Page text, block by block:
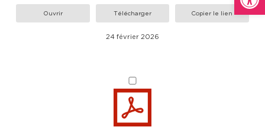
Ouvrir Télécharger Copier le lien
24 février 2026